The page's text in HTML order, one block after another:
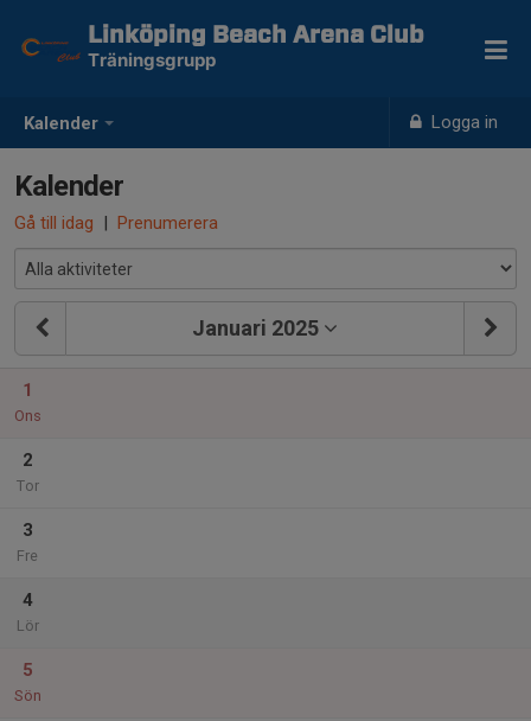
Kalender Logga in
Linköping Beach Arena Club
Träningsgrupp
Kalender
Gå till idag | Prenumerera
Januari 2025
1
Ons
2
Tor
3
Fre
4
Lör
5
Sön